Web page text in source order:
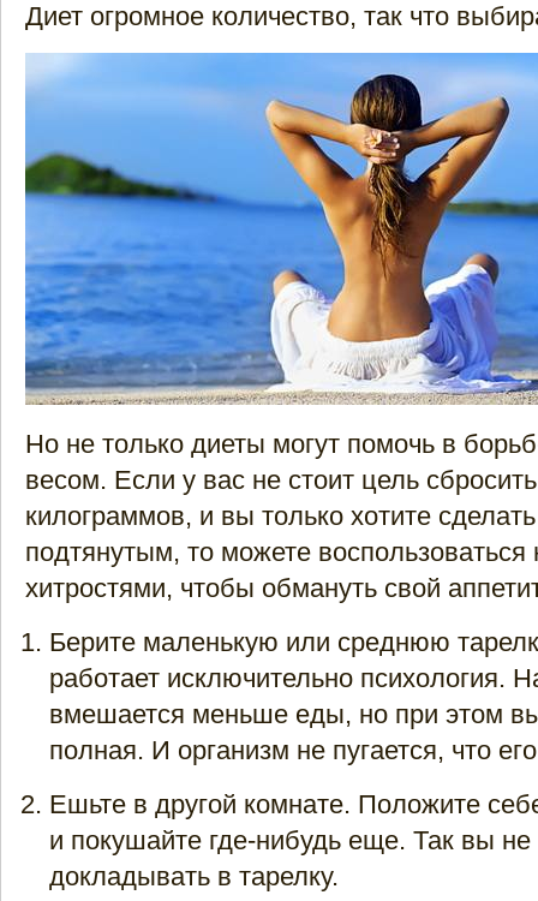
Диет огромное количество, так что
Но не только диеты могут помочь в
весом. Если у вас не стоит цель
килограммов, и вы только хотите
подтянутым, то можете
хитростями, чтобы обмануть свой
Берите маленькую или среднюю
работает исключительно психология.
вмешается меньше еды, но при этом
полная. И организм не пугается, что
Ешьте в другой комнате. Положите
и покушайте где-нибудь еще. Так вы не
докладывать в тарелку.